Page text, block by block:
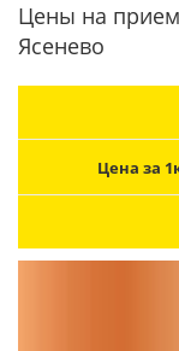
Цены на
Ясенево
Цена за